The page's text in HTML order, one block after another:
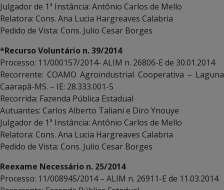
Julgador de 1ª Instância: Antônio Carlos de Mello
Relatora: Cons. Ana Lucia Hargreaves Calabria
Pedido de Vista: Cons. Julio Cesar Borges
*Recurso Voluntário n. 39/2014
Processo: 11/000157/2014- ALIM n. 26806-E de 30.01.2014
Recorrente: COAMO Agroindustrial Cooperativa – Laguna
Caarapã-MS. – IE: 28.333.001-5
Recorrida: Fazenda Pública Estadual
Autuantes: Carlos Alberto Taliani e Diro Ynouye
Julgador de 1ª Instância: Antônio Carlos de Mello
Relatora: Cons. Ana Lucia Hargreaves Calabria
Pedido de Vista: Cons. Julio Cesar Borges
Reexame Necessário n. 25/2014
Processo: 11/008945/2014 – ALIM n. 26911-E de 11.03.2014